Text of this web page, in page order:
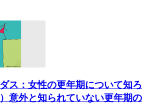
ス：女性の更年期について知ろ
意外と知られていない更年期の